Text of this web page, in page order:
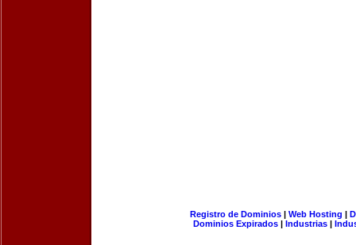
Registro de Dominios| Web Hosting |
Dominios Expirados | Industrias |